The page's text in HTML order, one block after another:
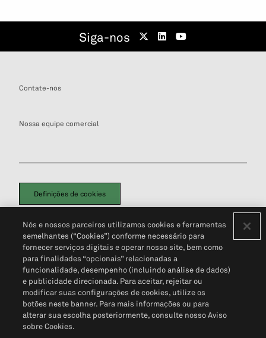
Siga-nos
Contate-nos
Nossa equipe comercial
Definições de cookies
Política de PrivacidadePortal de privacidade do cliente (em inglês)
Não Venda Minhas Informações Pessoais© 2026 S&P Global
Nós e nossos parceiros utilizamos cookies e ferramentas
semelhantes (“Cookies”) conforme necessário para
fornecer serviços digitais e operar nosso site, bem como
para finalidades “opcionais” relacionadas a
funcionalidade, desempenho (incluindo análise de dados)
e publicidade direcionada. Para aceitar, rejeitar ou
modificar suas configurações de cookies, utilize os
botões neste banner. Para mais informações ou para
alterar sua escolha posteriormente, consulte nosso Aviso
sobre Cookies.